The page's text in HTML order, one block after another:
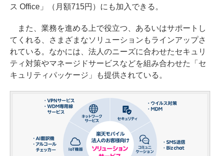
ス Office」（月額715円）にも加入できる。
また、業務を進める上で役立つ、あるいはサポートし
てくれる、さまざまなソリューションもラインアップさ
れている。なかには、法人のニーズに合わせたセキュリ
ティ対策やマネージドサービスなどを組み合わせた「セ
キュリティパッケージ」も提供されている。